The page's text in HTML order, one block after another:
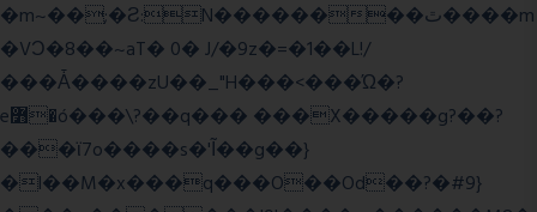
�m~��;�Ƨ:N��������ٿ����m
�VϽ�8��~aT� 0� J/�9z�=�1��L!/
���Ǡ����zU��_"H���<���Ώ�?
e߻�ó���\?��q��� ���X�����g?��?
���ϊ7o����s�'Ĩ��g��}
�l��M�x���q���O��Od��?�#9}